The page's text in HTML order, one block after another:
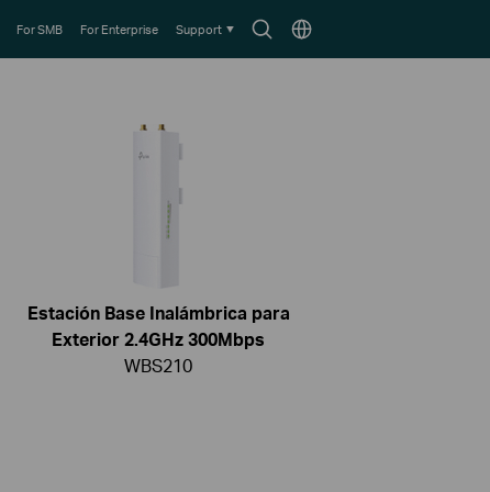
SearchChoose
For SMB For Enterprise Support
Estación Base Inalámbrica para
Exterior 2.4GHz 300Mbps
WBS210